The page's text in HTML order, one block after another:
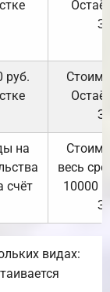
руб.
на
счёт
весь
10000
видах: